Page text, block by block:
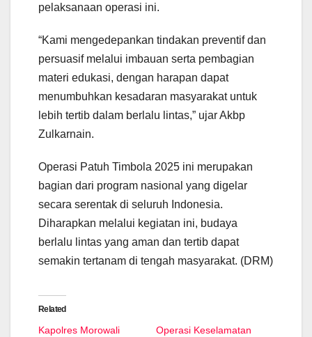
pelaksanaan operasi ini.
“Kami mengedepankan tindakan preventif dan
persuasif melalui imbauan serta pembagian
materi edukasi, dengan harapan dapat
menumbuhkan kesadaran masyarakat untuk
lebih tertib dalam berlalu lintas,” ujar Akbp
Zulkarnain.
Operasi Patuh Timbola 2025 ini merupakan
bagian dari program nasional yang digelar
secara serentak di seluruh Indonesia.
Diharapkan melalui kegiatan ini, budaya
berlalu lintas yang aman dan tertib dapat
semakin tertanam di tengah masyarakat. (DRM)
Related
Kapolres Morowali
Operasi Keselamatan